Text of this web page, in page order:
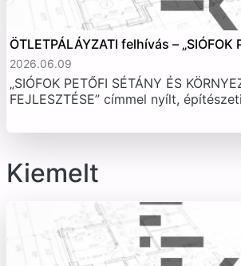
ÖTLETPÁLÁYZATI felhívás – „SIÓFOK
2026.06.09
„SIÓFOK PETŐFI SÉTÁNY ÉS
FEJLESZTÉSE” címmel nyílt,
Kiemelt